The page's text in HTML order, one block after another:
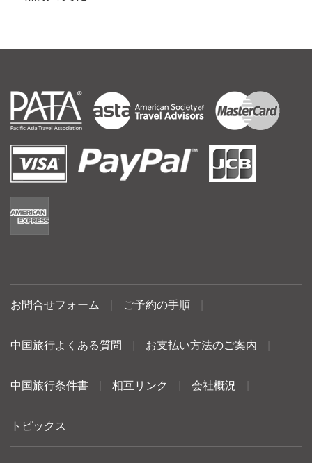
お問合せフォーム ご予約の手順
中国旅行よくある質問 お支払い方法のご案内
中国旅行条件書 相互リンク 会社概況
トピックス